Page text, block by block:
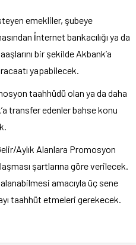
emekliler, şubeye
i̇nternet bankacılığı ya da
bir şekilde Akbank’a
yapabilecek.
taahhüdü olan ya da daha
transfer edenler bahse konu
Aylık Alanlara Promosyon
şartlarına göre verilecek.
amacıyla üç sene
taahhüt etmeleri gerekecek.